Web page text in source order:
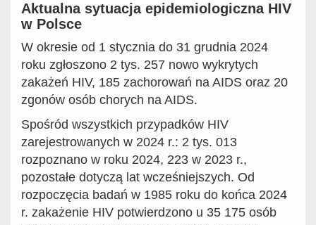
Aktualna sytuacja epidemiologiczna HIV
w Polsce
W okresie od 1 stycznia do 31 grudnia 2024
roku zgłoszono 2 tys. 257 nowo wykrytych
zakażeń HIV, 185 zachorowań na AIDS oraz 20
zgonów osób chorych na AIDS.
Spośród wszystkich przypadków HIV
zarejestrowanych w 2024 r.: 2 tys. 013
rozpoznano w roku 2024, 223 w 2023 r.,
pozostałe dotyczą lat wcześniejszych. Od
rozpoczęcia badań w 1985 roku do końca 2024
r. zakażenie HIV potwierdzono u 35 175 osób